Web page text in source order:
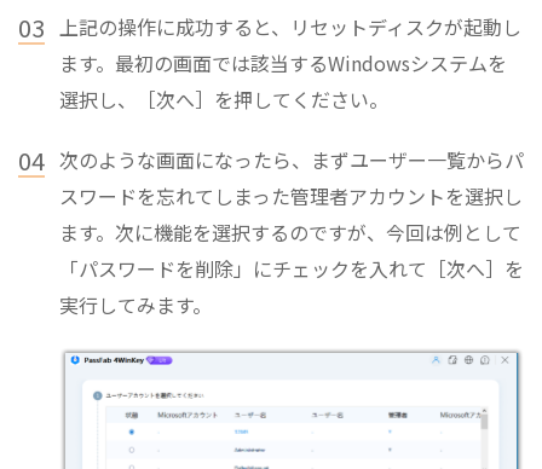
03 上記の操作に成功すると、リセットディスクが起動し
ます。最初の画面では該当するWindowsシステムを
選択し、［次へ］を押してください。
04 次のような画面になったら、まずユーザー一覧からパ
スワードを忘れてしまった管理者アカウントを選択し
ます。次に機能を選択するのですが、今回は例として
「パスワードを削除」にチェックを入れて［次へ］を
実行してみます。